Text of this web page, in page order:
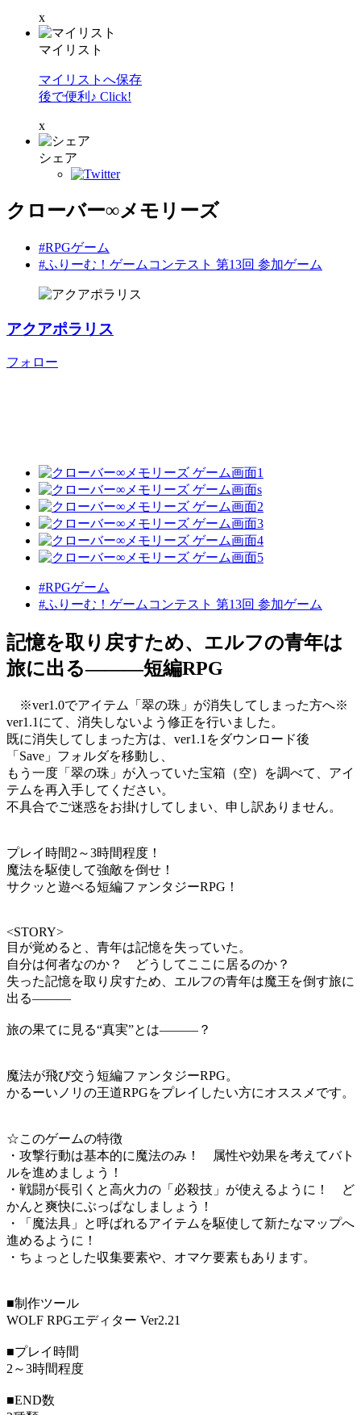
x
マイリスト
マイリストへ保存
後で便利♪ Click!
x
シェア
クローバー∞メモリーズ
#RPGゲーム
#ふりーむ！ゲームコンテスト 第13回 参加ゲーム
アクアポラリス
フォロー
#RPGゲーム
#ふりーむ！ゲームコンテスト 第13回 参加ゲーム
記憶を取り戻すため、エルフの青年は
旅に出る―――短編RPG
※ver1.0でアイテム「翠の珠」が消失してしまった方へ※
ver1.1にて、消失しないよう修正を行いました。
既に消失してしまった方は、ver1.1をダウンロード後
「Save」フォルダを移動し、
もう一度「翠の珠」が入っていた宝箱（空）を調べて、アイ
テムを再入手してください。
不具合でご迷惑をお掛けしてしまい、申し訳ありません。
プレイ時間2～3時間程度！
魔法を駆使して強敵を倒せ！
サクッと遊べる短編ファンタジーRPG！
<STORY>
目が覚めると、青年は記憶を失っていた。
自分は何者なのか？ どうしてここに居るのか？
失った記憶を取り戻すため、エルフの青年は魔王を倒す旅に
出る―――
旅の果てに見る“真実”とは―――？
魔法が飛び交う短編ファンタジーRPG。
かるーいノリの王道RPGをプレイしたい方にオススメです。
☆このゲームの特徴
・攻撃行動は基本的に魔法のみ！ 属性や効果を考えてバト
ルを進めましょう！
・戦闘が長引くと高火力の「必殺技」が使えるように！ ど
かんと爽快にぶっぱなしましょう！
・「魔法具」と呼ばれるアイテムを駆使して新たなマップへ
進めるように！
・ちょっとした収集要素や、オマケ要素もあります。
■制作ツール
WOLF RPGエディター Ver2.21
■プレイ時間
2～3時間程度
■END数